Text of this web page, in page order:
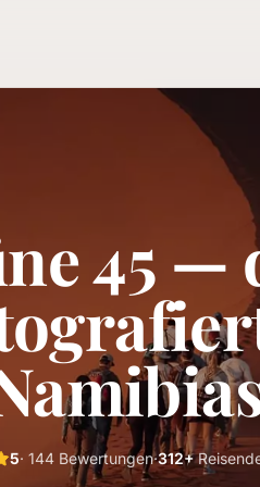
45 —
5· 144 Bewertungen·312+